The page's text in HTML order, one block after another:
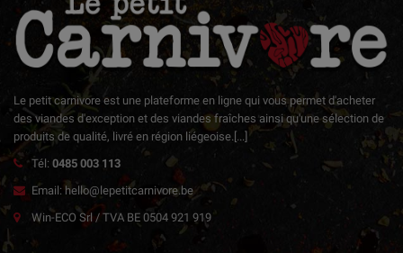
Le petit carnivore est une plateforme en ligne qui vous permet d'acheter
des viandes d'exception et des viandes fraîches ainsi qu'une sélection de
produits de qualité, livré en région liégeoise.[...]
Tél: 0485 003 113
Email: hello@lepetitcarnivore.be
Win-ECO Srl / TVA BE 0504 921 919